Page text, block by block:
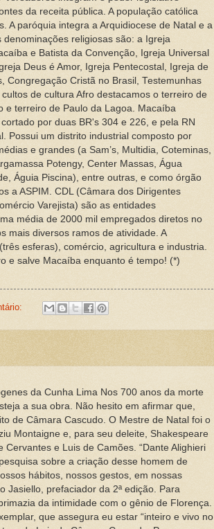
da receita pública. A população católica
A paróquia integra a Arquidiocese de Natal e a
religiosas são: a Igreja
e Batista da Convenção, Igreja Universal
Deus é Amor, Igreja Pentecostal, Igreja de
Congregação Cristã no Brasil, Testemunhas
de cultura Afro destacamos o terreiro de
e terreiro de Paulo da Lagoa. Macaíba
por duas BR's 304 e 226, e pela RN
Possui um distrito industrial composto por
e grandes (a Sam’s, Multidia, Coteminas,
Potengy, Center Massas, Água
Águia Piscina), entre outras, e como órgão
a ASPIM. CDL (Câmara dos Dirigentes
Varejista) são as entidades
média de 2000 mil empregados diretos no
mais diversos ramos de atividade. A
esferas), comércio, agricultura e industria.
e salve Macaíba enquanto é tempo! (*)
da Cunha Lima Nos 700 anos da morte
a sua obra. Não hesito em afirmar que,
de Câmara Cascudo. O Mestre de Natal foi o
Montaigne e, para seu deleite, Shakespeare
e Luis de Camões. “Dante Alighieri
sobre a criação desse homem de
hábitos, nossos gestos, em nossas
Jasiello, prefaciador da 2ª edição. Para
da intimidade com o gênio de Florença.
que assegura eu estar “inteiro e vivo no